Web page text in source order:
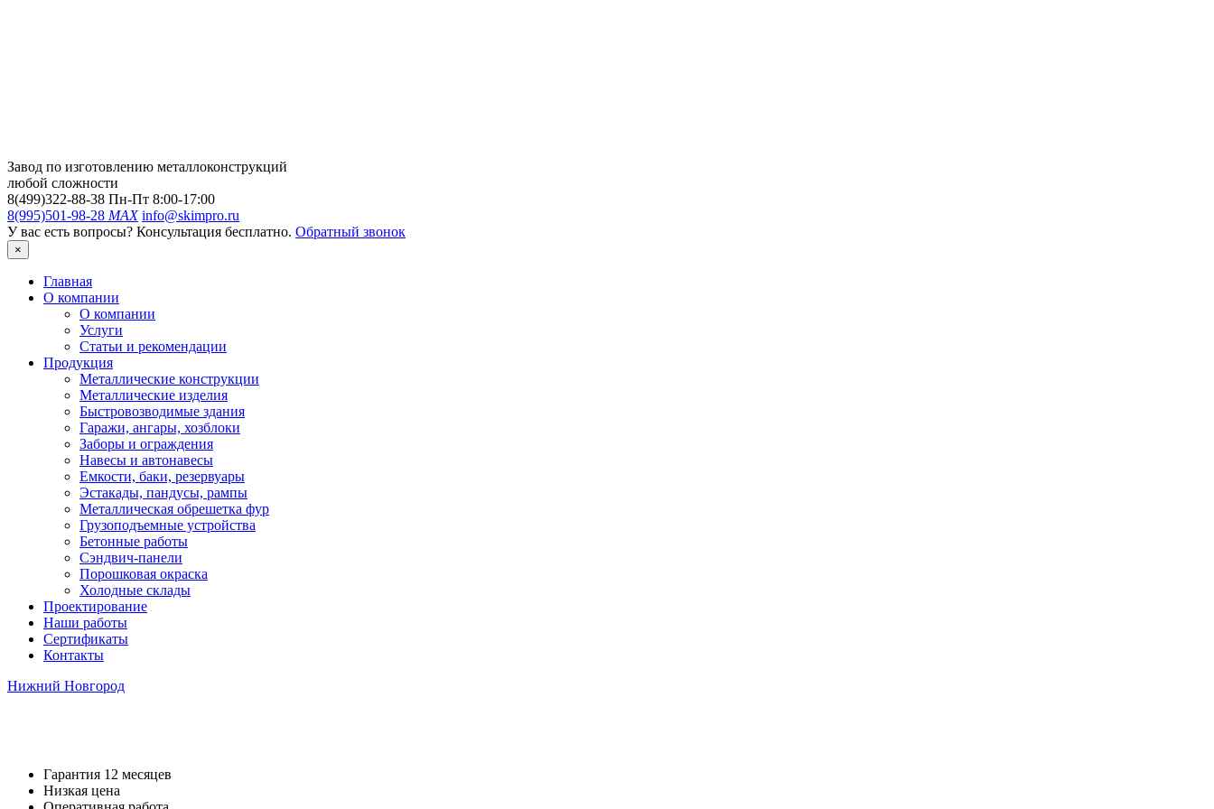
Завод по изготовлению металлоконструкций
любой сложности
8(499)322-88-38 Пн-Пт 8:00-17:00
8(995)501-98-28 MAX info@skimpro.ru
У вас есть вопросы? Консультация бесплатно. Обратный звонок
×
Главная
О компании
О компании
Услуги
Статьи и рекомендации
Продукция
Металлические конструкции
Металлические изделия
Быстровозводимые здания
Гаражи, ангары, хозблоки
Заборы и ограждения
Навесы и автонавесы
Емкости, баки, резервуары
Эстакады, пандусы, рампы
Металлическая обрешетка фур
Грузоподъемные устройства
Бетонные работы
Сэндвич-панели
Порошковая окраска
Холодные склады
Проектирование
Наши работы
Сертификаты
Контакты
Нижний Новгород
Гарантия 12 месяцев
Низкая цена